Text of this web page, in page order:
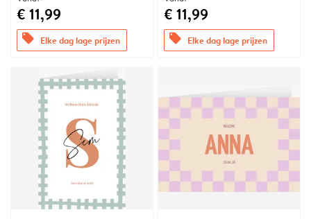
€ 11,99
offers Elke dag lage prijzen
€ 11,99
offers Elke dag lage prijzen